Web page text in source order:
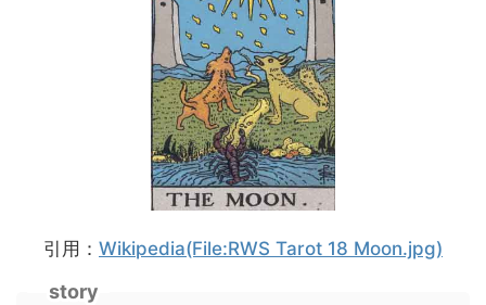
引用： Wikipedia(File:RWS Tarot 18 Moon.jpg)
story